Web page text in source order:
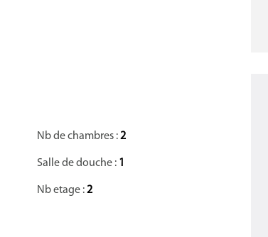
Nb de chambres :2
Salle de douche : 1
Nb etage :2